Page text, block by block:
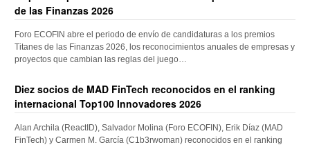
de las Finanzas 2026
Foro ECOFIN abre el periodo de envío de candidaturas a los premios
Titanes de las Finanzas 2026, los reconocimientos anuales de empresas y
proyectos que cambian las reglas del juego…
Diez socios de MAD FinTech reconocidos en el ranking
internacional Top100 Innovadores 2026
Alan Archila (ReactID), Salvador Molina (Foro ECOFIN), Erik Díaz (MAD
FinTech) y Carmen M. García (C1b3rwoman) reconocidos en el ranking